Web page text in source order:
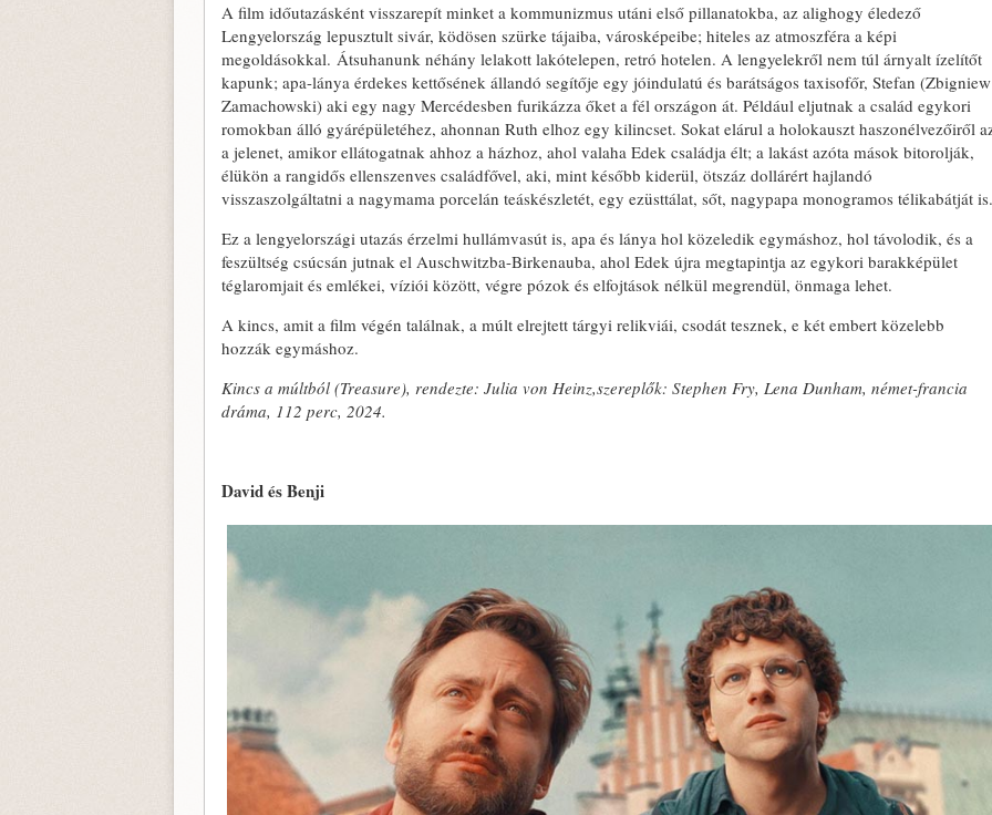
A film időutazásként visszarepít minket a kommunizmus utáni első pillanatokba, az alighogy éledező
Lengyelország lepusztult sivár, ködösen szürke tájaiba, városképeibe; hiteles az atmoszféra a képi
megoldásokkal. Átsuhanunk néhány lelakott lakótelepen, retró hotelen. A lengyelekről nem túl árnyalt ízelítőt
kapunk; apa-lánya érdekes kettősének állandó segítője egy jóindulatú és barátságos taxisofőr, Stefan (Zbigniew
Zamachowski) aki egy nagy Mercédesben furikázza őket a fél országon át. Például eljutnak a család egykori
romokban álló gyárépületéhez, ahonnan Ruth elhoz egy kilincset. Sokat elárul a holokauszt haszonélvezőiről
a jelenet, amikor ellátogatnak ahhoz a házhoz, ahol valaha Edek családja élt; a lakást azóta mások bitorolják,
élükön a rangidős ellenszenves családfővel, aki, mint később kiderül, ötszáz dollárért hajlandó
visszaszolgáltatni a nagymama porcelán teáskészletét, egy ezüsttálat, sőt, nagypapa monogramos télikabátját is.
Ez a lengyelországi utazás érzelmi hullámvasút is, apa és lánya hol közeledik egymáshoz, hol távolodik, és a
feszültség csúcsán jutnak el Auschwitzba-Birkenauba, ahol Edek újra megtapintja az egykori barakképület
téglaromjait és emlékei, víziói között, végre pózok és elfojtások nélkül megrendül, önmaga lehet.
A kincs, amit a film végén találnak, a múlt elrejtett tárgyi relikviái, csodát tesznek, e két embert közelebb
hozzák egymáshoz.
Kincs a múltból (Treasure), rendezte: Julia von Heinz,szereplők: Stephen Fry, Lena Dunham, német-francia
dráma, 112 perc, 2024.
David és Benji